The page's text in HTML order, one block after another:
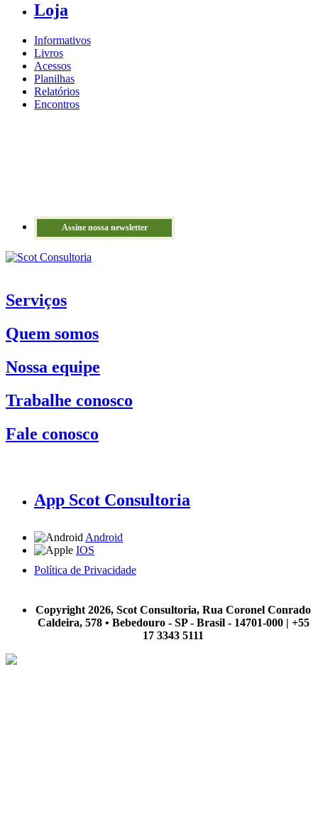
Loja
Informativos
Livros
Acessos
Planilhas
Relatórios
Encontros
Assine nossa newsletter
Serviços
Quem somos
Nossa equipe
Trabalhe conosco
Fale conosco
App Scot Consultoria
Android
IOS
Política de Privacidade
Copyright 2026, Scot Consultoria, Rua Coronel Conrado
Caldeira, 578 • Bebedouro - SP - Brasil - 14701-000 | +55
17 3343 5111